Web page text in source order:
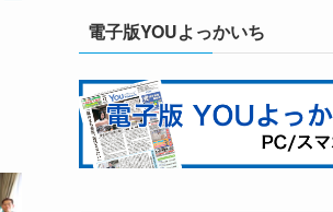
電子版YOUよっかいち